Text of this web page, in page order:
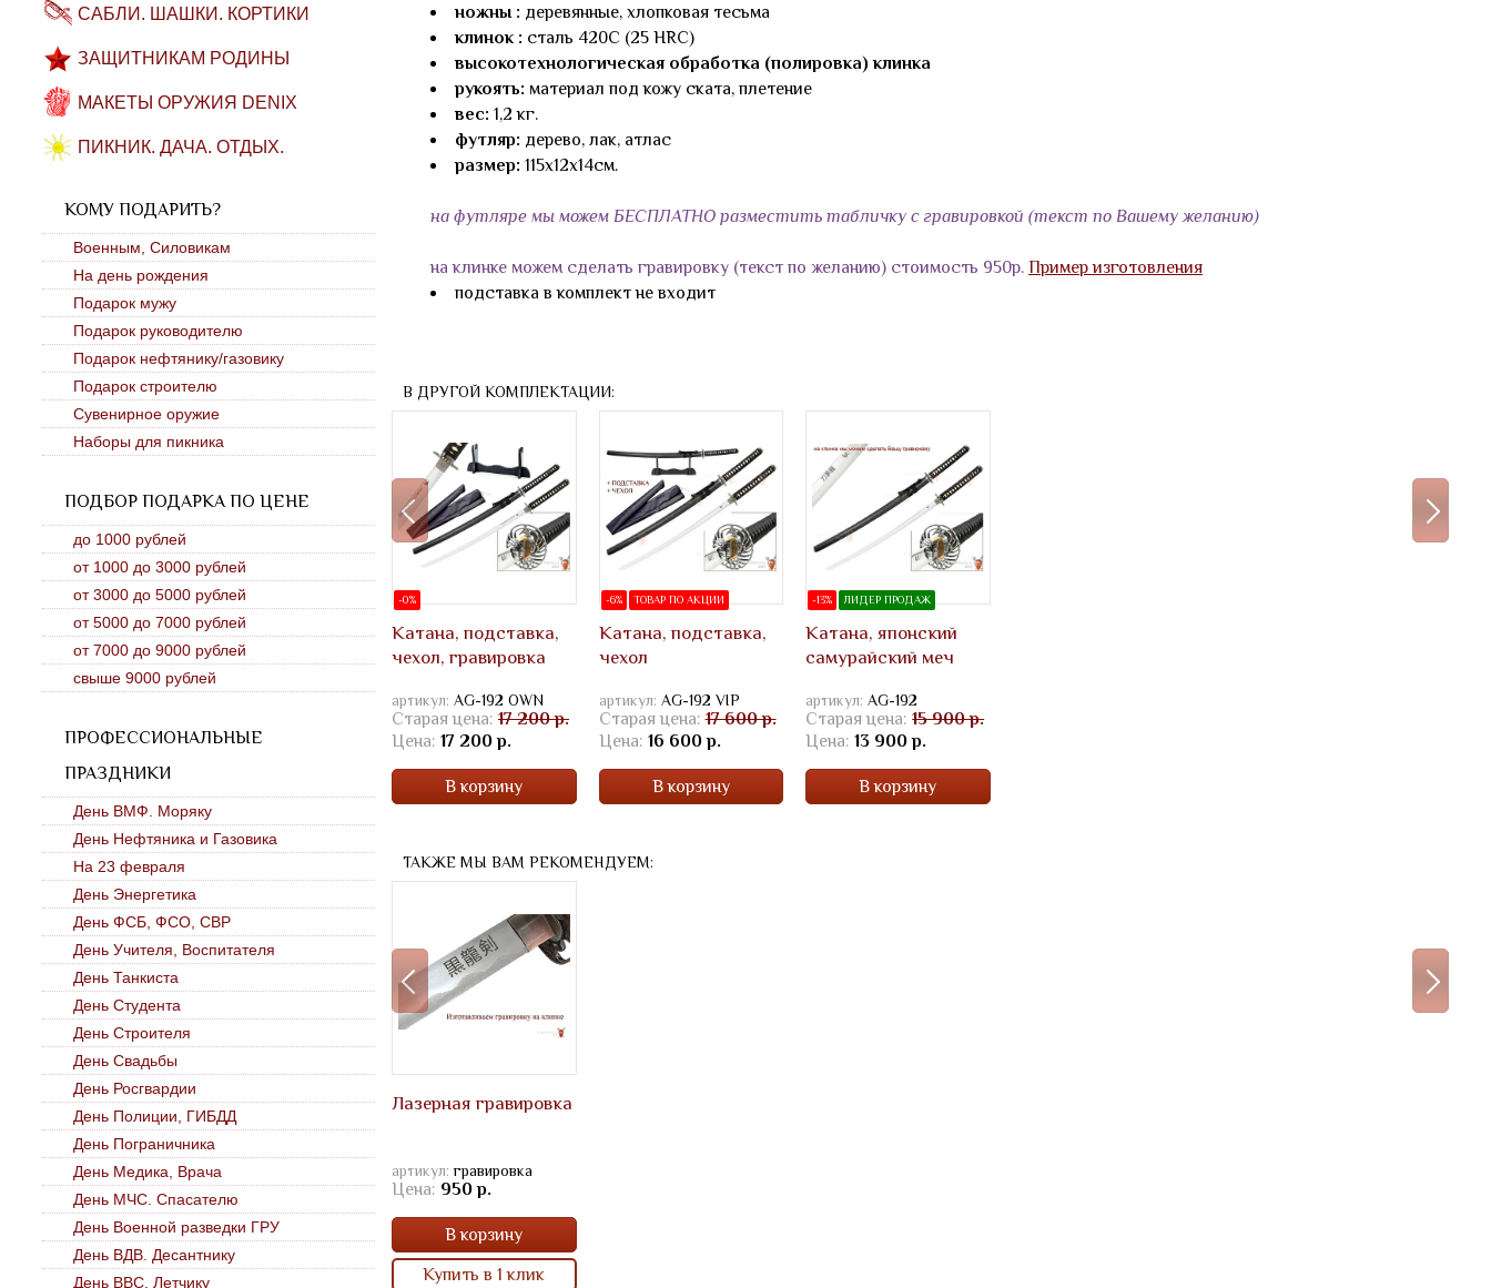
САБЛИ. ШАШКИ. КОРТИКИ
ЗАЩИТНИКАМ РОДИНЫ
МАКЕТЫ ОРУЖИЯ DENIX
ПИКНИК. ДАЧА. ОТДЫХ.
КОМУ ПОДАРИТЬ?
Военным, Силовикам
На день рождения
Подарок мужу
Подарок руководителю
Подарок нефтянику/газовику
Подарок строителю
Сувенирное оружие
Наборы для пикника
ПОДБОР ПОДАРКА ПО ЦЕНЕ
до 1000 рублей
от 1000 до 3000 рублей
от 3000 до 5000 рублей
от 5000 до 7000 рублей
от 7000 до 9000 рублей
свыше 9000 рублей
ПРОФЕССИОНАЛЬНЫЕ
ПРАЗДНИКИ
День ВМФ. Моряку
День Нефтяника и Газовика
На 23 февраля
День Энергетика
День ФСБ, ФСО, СВР
День Учителя, Воспитателя
День Танкиста
День Студента
День Строителя
День Свадьбы
День Росгвардии
День Полиции, ГИБДД
День Пограничника
День Медика, Врача
День МЧС. Спасателю
День Военной разведки ГРУ
День ВДВ. Десантнику
День ВВС. Летчику
ножны : деревянные, хлопковая тесьма
клинок : сталь 420С (25 HRC)
высокотехнологическая обработка (полировка) клинка
рукоять: материал под кожу ската, плетение
вес: 1,2 кг.
футляр: дерево, лак, атлас
размер: 115х12х14см.
на футляре мы можем БЕСПЛАТНО разместить табличку с гравировкой (текст по Вашему желанию)
на клинке можем сделать гравировку (текст по желанию) стоимость 950р. Пример изготовления
подставка в комплект не входит
В ДРУГОЙ КОМПЛЕКТАЦИИ:
-0%
Катана, подставка,
чехол, гравировка
артикул: AG-192 OWN
Старая цена: 17 200 р.
Цена: 17 200 р.
В корзину
-6% ТОВАР ПО АКЦИИ
Катана, подставка,
чехол
артикул: AG-192 VIP
Старая цена: 17 600 р.
Цена: 16 600 р.
В корзину
-13% ЛИДЕР ПРОДАЖ
Катана, японский
самурайский меч
артикул:AG-192
Старая цена: 15 900 р.
Цена: 13 900 р.
В корзину
ТАКЖЕ МЫ ВАМ РЕКОМЕНДУЕМ:
Лазерная гравировка
артикул:гравировка
Цена: 950 р.
В корзину
Купить в 1 клик